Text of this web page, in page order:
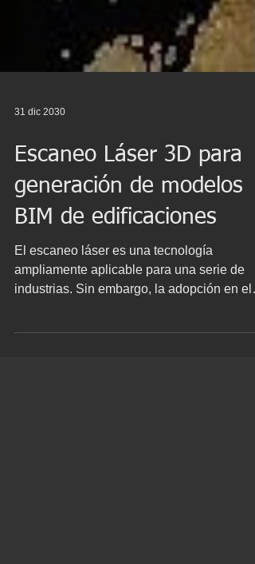
Escaneo Láser 3D para
generación de modelos
El escaneo láser es una tecnología
ampliamente aplicable para una serie de